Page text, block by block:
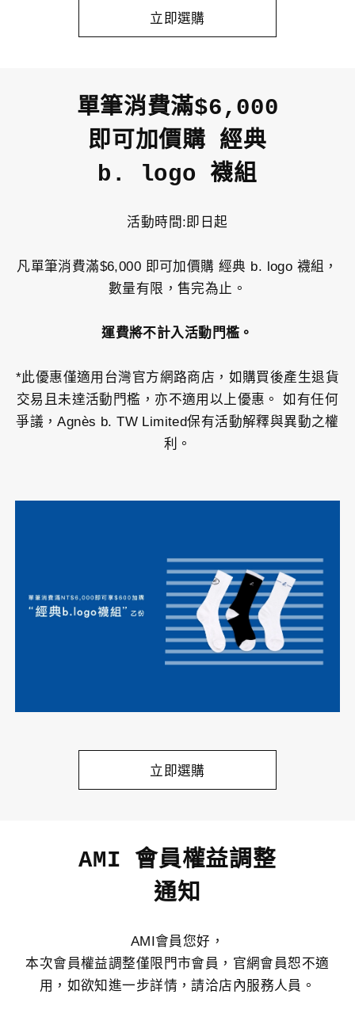
立即選購
單筆消費滿$6,000
即可加價購 經典
b. logo 襪組
活動時間:即日起
凡單筆消費滿$6,000 即可加價購 經典 b. logo 襪組，
數量有限，售完為止。
運費將不計入活動門檻。
*此優惠僅適用台灣官方網路商店，如購買後產生退貨
交易且未達活動門檻，亦不適用以上優惠。 如有任何
爭議，Agnès b. TW Limited保有活動解釋與異動之權
利。
立即選購
AMI 會員權益調整
通知
AMI會員您好，
本次會員權益調整僅限門市會員，官網會員恕不適
用，如欲知進一步詳情，請洽店內服務人員。